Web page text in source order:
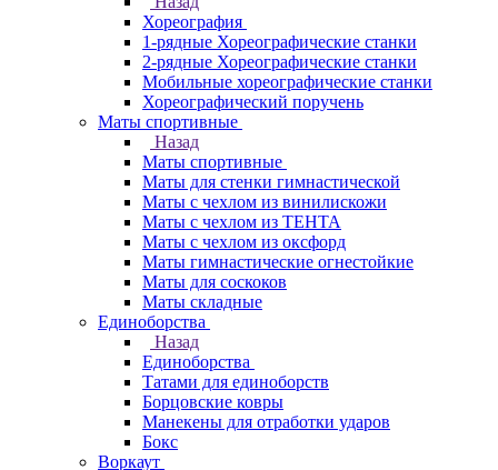
Хореография
1-рядные Хореографические станки
2-рядные Хореографические станки
Мобильные хореографические станки
Хореографический поручень
Маты спортивные
Назад
Маты спортивные
Маты для стенки гимнастической
Маты с чехлом из винилискожи
Маты с чехлом из ТЕНТА
Маты с чехлом из оксфорд
Маты гимнастические огнестойкие
Маты для соскоков
Маты складные
Единоборства
Назад
Единоборства
Татами для единоборств
Борцовские ковры
Манекены для отработки ударов
Бокс
Воркаут